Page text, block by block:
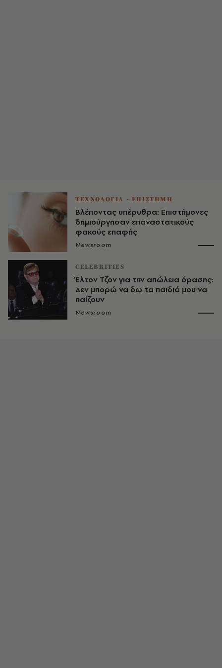
ΤΕΧΝΟΛΟΓΙΑ - ΕΠΙΣΤΗΜΗ
Βλέποντας υπέρυθρα: Επιστήμονες
δημιούργησαν επαναστατικούς
φακούς επαφής
Newsroom
CELEBRITIES
Έλτον Τζον για την απώλεια όρασης:
Δεν μπορώ να δω τα παιδιά μου να
παίζουν
Newsroom